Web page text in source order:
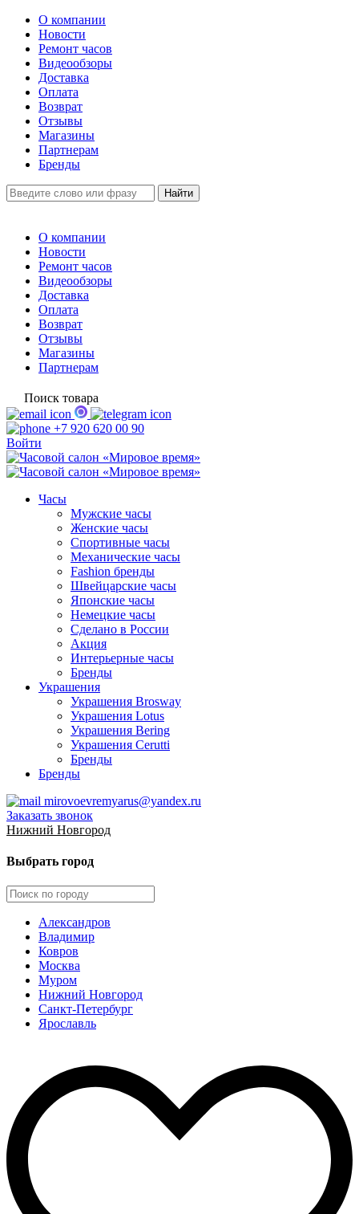
О компании
Новости
Ремонт часов
Видеообзоры
Доставка
Оплата
Возврат
Отзывы
Магазины
Партнерам
Бренды
О компании
Новости
Ремонт часов
Видеообзоры
Доставка
Оплата
Возврат
Отзывы
Магазины
Партнерам
Поиск товара
+7 920 620 00 90
Войти
Часы
Мужские часы
Женские часы
Спортивные часы
Механические часы
Fashion бренды
Швейцарские часы
Японские часы
Немецкие часы
Сделано в России
Акция
Интерьерные часы
Бренды
Украшения
Украшения Brosway
Украшения Lotus
Украшения Bering
Украшения Cerutti
Бренды
Бренды
mirovoevremyarus@yandex.ru
Заказать звонок
Нижний Новгород
Выбрать город
Александров
Владимир
Ковров
Москва
Муром
Нижний Новгород
Санкт-Петербург
Ярославль